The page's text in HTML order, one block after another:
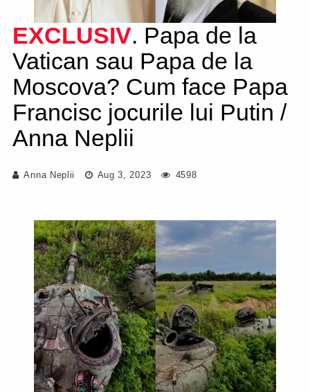
EXCLUSIV. Papa de la
Vatican sau Papa de la
Moscova? Cum face Papa
Francisc jocurile lui Putin /
Anna Neplii
Anna Neplii Aug 3, 2023 4598